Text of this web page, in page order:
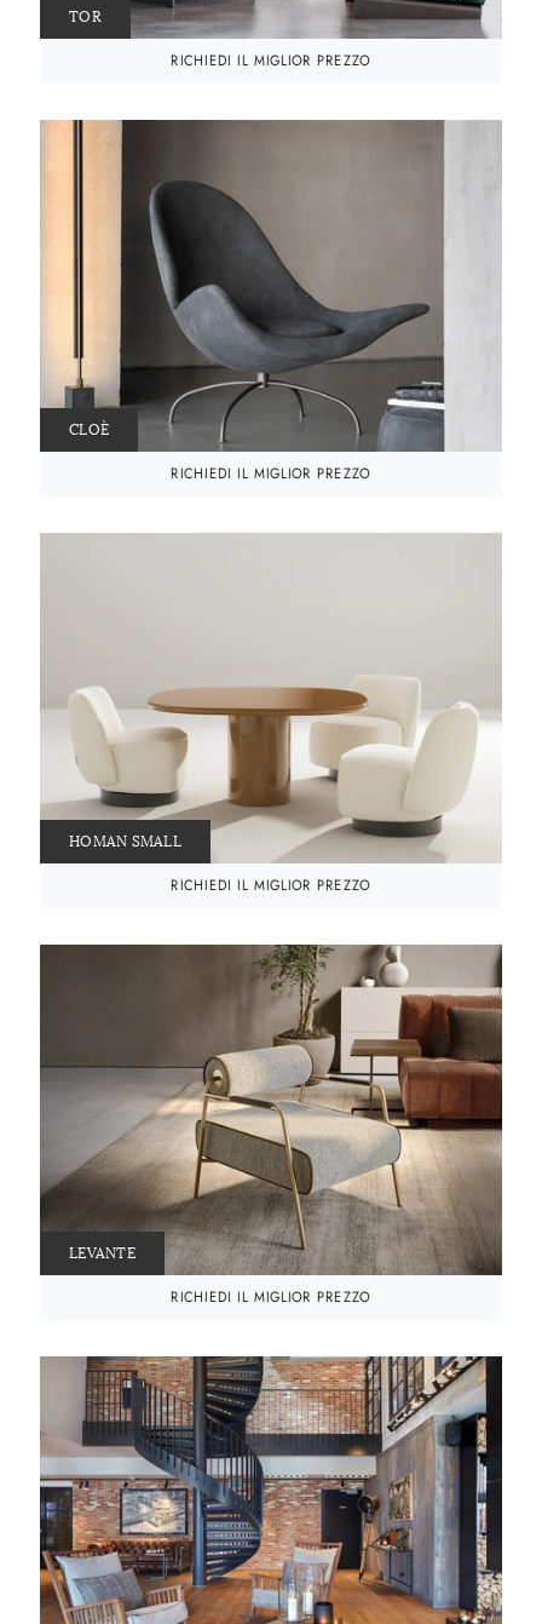
TOR
RICHIEDI IL MIGLIOR PREZZO
CLOÈ
RICHIEDI IL MIGLIOR PREZZO
HOMAN SMALL
RICHIEDI IL MIGLIOR PREZZO
LEVANTE
RICHIEDI IL MIGLIOR PREZZO